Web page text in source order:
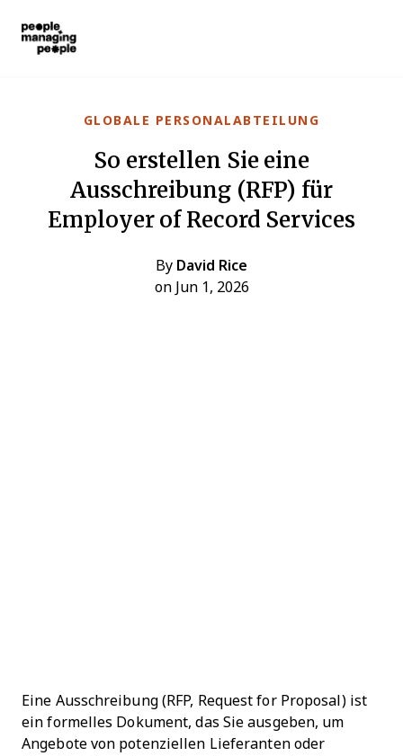
GLOBALE PERSONALABTEILUNG
So erstellen Sie eine
Ausschreibung (RFP) für
Employer of Record Services
By David Rice
on Jun 1, 2026
Eine Ausschreibung (RFP, Request for Proposal) ist
ein formelles Dokument, das Sie ausgeben, um
Angebote von potenziellen Lieferanten oder